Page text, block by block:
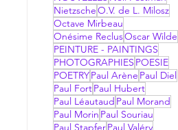
NietzscheO.V. de L. Milosz
Octave Mirbeau
Onésime ReclusOscar Wilde
PEINTURE - PAINTINGS
PHOTOGRAPHIES POESIE
POETRYPaul Arène Paul Diel
Paul FortPaul Hubert
Paul Léautaud Paul Morand
Paul Morin Paul Souriau